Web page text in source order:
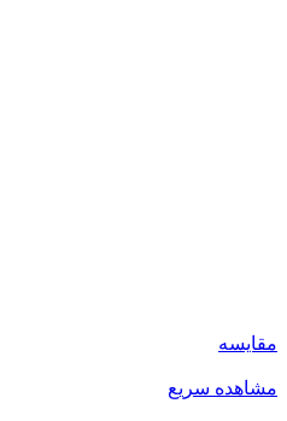
مقایسه
مشاهده سریع